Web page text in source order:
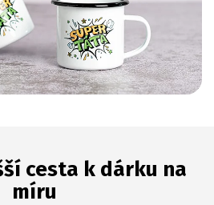
cesta k dárku na
míru